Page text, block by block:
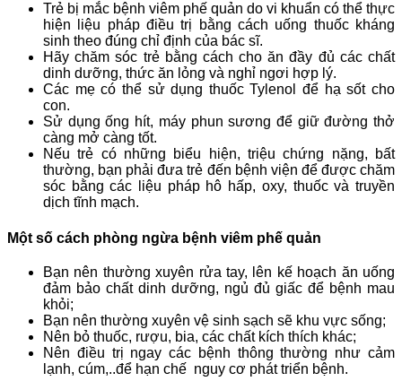
Trẻ bị mắc bệnh viêm phế quản do vi khuẩn có thể thực
hiện liệu pháp điều trị bằng cách uống thuốc kháng
sinh theo đúng chỉ định của bác sĩ.
Hãy chăm sóc trẻ bằng cách cho ăn đầy đủ các chất
dinh dưỡng, thức ăn lỏng và nghỉ ngơi hợp lý.
Các mẹ có thể sử dụng thuốc Tylenol để hạ sốt cho
con.
Sử dụng ống hít, máy phun sương để giữ đường thở
càng mở càng tốt.
Nếu trẻ có những biểu hiện, triệu chứng nặng, bất
thường, bạn phải đưa trẻ đến bệnh viện để được chăm
sóc bằng các liệu pháp hô hấp, oxy, thuốc và truyền
dịch tĩnh mạch.
Một số cách phòng ngừa bệnh viêm phế quản
Bạn nên thường xuyên rửa tay, lên kế hoạch ăn uống
đảm bảo chất dinh dưỡng, ngủ đủ giấc để bệnh mau
khỏi;
Bạn nên thường xuyên vệ sinh sạch sẽ khu vực sống;
Nên bỏ thuốc, rượu, bia, các chất kích thích khác;
Nên điều trị ngay các bệnh thông thường như cảm
lạnh, cúm,..để hạn chế nguy cơ phát triển bệnh.